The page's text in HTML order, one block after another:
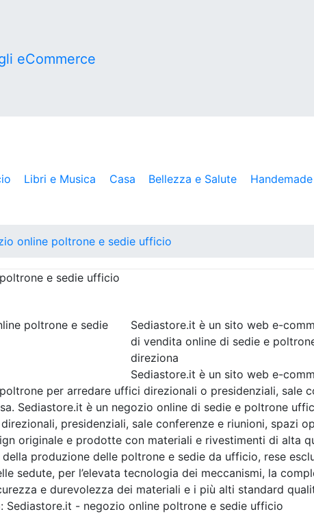
Libri e Musica Casa Bellezza e Salute Handemade
online poltrone e sedie ufficio
e sedie ufficio
Sediastore.it è un sito web e-
di vendita online di sedie e
direziona
Sediastore.it è un sito web e-
per arredare uffici direzionali o presidenziali, sale
Sediastore.it è un negozio online di sedie e poltrone
presidenziali, sale conferenze e riunioni, spazi
originale e prodotte con materiali e rivestimenti di alta
produzione delle poltrone e sedie da ufficio, rese
sedute, per l’elevata tecnologia dei meccanismi, la
e durevolezza dei materiali e i più alti standard
Sediastore.it - negozio online poltrone e sedie ufficio